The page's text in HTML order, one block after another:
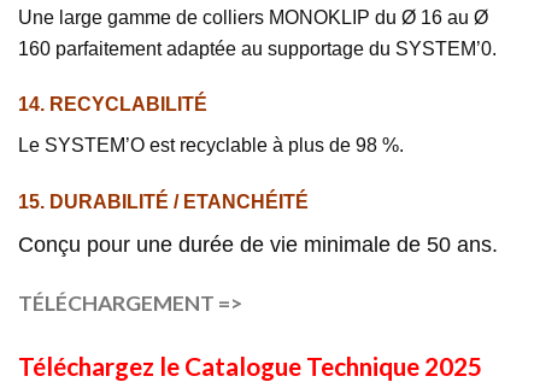
Une large gamme de colliers MONOKLIP du Ø 16 au Ø
160 parfaitement adaptée au supportage du SYSTEM’0.
14. RECYCLABILITÉ
Le SYSTEM’O est recyclable à plus de 98 %.
15. DURABILITÉ / ETANCHÉITÉ
Conçu pour une durée de vie minimale de 50 ans.
TÉLÉCHARGEMENT =>
Téléchargez le Catalogue Technique 2025